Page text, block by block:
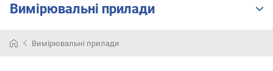
і
о
Вимірювальні прилади
Вимірювальні прилади